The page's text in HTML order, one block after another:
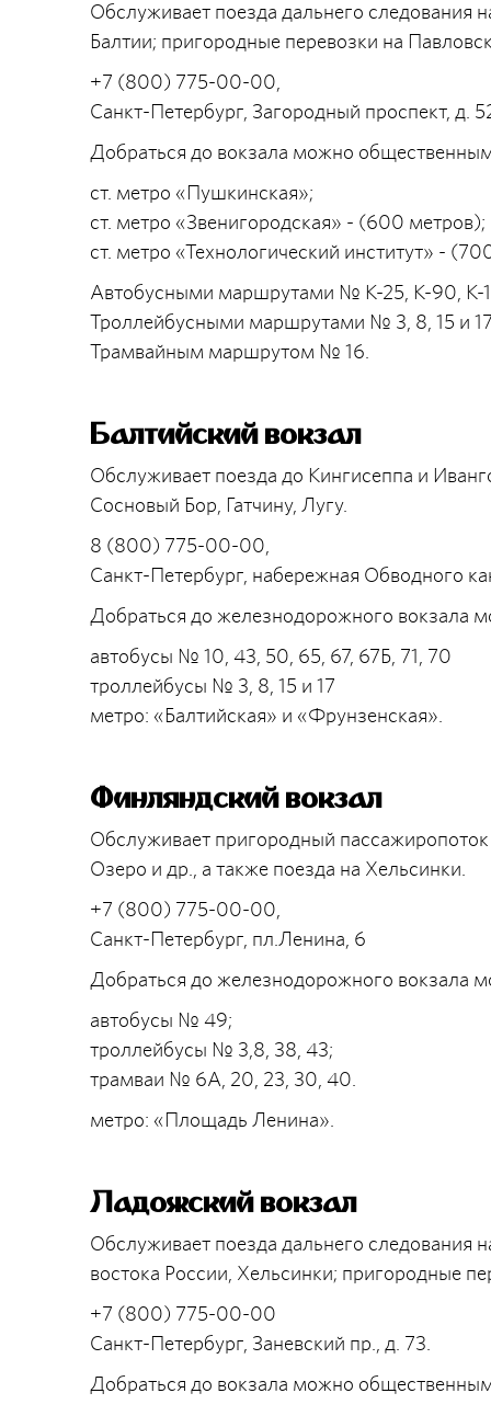
Обслуживает поезда дальнего следования
Балтии; пригородные перевозки на
+7 (800) 775-00-00,
Санкт-Петербург, Загородный проспект, д.
Добраться до вокзала можно
ст. метро «Пушкинская»;
ст. метро «Звенигородская» - (600 метров);
ст. метро «Технологический институт» -
Автобусными маршрутами № К-25, К-90, К-
Троллейбусными маршрутами № 3, 8, 15 и
Трамвайным маршрутом № 16.
Балтийский вокзал
Обслуживает поезда до Кингисеппа и
Сосновый Бор, Гатчину, Лугу.
8 (800) 775-00-00,
Санкт-Петербург, набережная Обводного
Добраться до железнодорожного вокзала
автобусы № 10, 43, 50, 65, 67, 67Б, 71, 70
троллейбусы № 3, 8, 15 и 17
метро: «Балтийская» и «Фрунзенская».
Финляндский вокзал
Обслуживает пригородный
Озеро и др., а также поезда на Хельсинки.
+7 (800) 775-00-00,
Санкт-Петербург, пл.Ленина, 6
Добраться до железнодорожного вокзала
автобусы № 49;
троллейбусы № 3,8, 38, 43;
трамваи № 6А, 20, 23, 30, 40.
метро: «Площадь Ленина».
Ладожский вокзал
Обслуживает поезда дальнего следования
востока России, Хельсинки; пригородные
+7 (800) 775-00-00
Санкт-Петербург, Заневский пр., д. 73.
Добраться до вокзала можно